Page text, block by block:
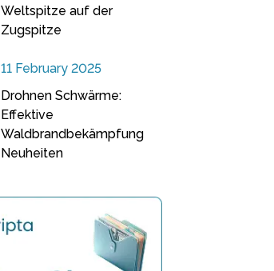
Weltspitze auf der
Zugspitze
11 February 2025
Drohnen Schwärme:
Effektive
Waldbrandbekämpfung
Neuheiten